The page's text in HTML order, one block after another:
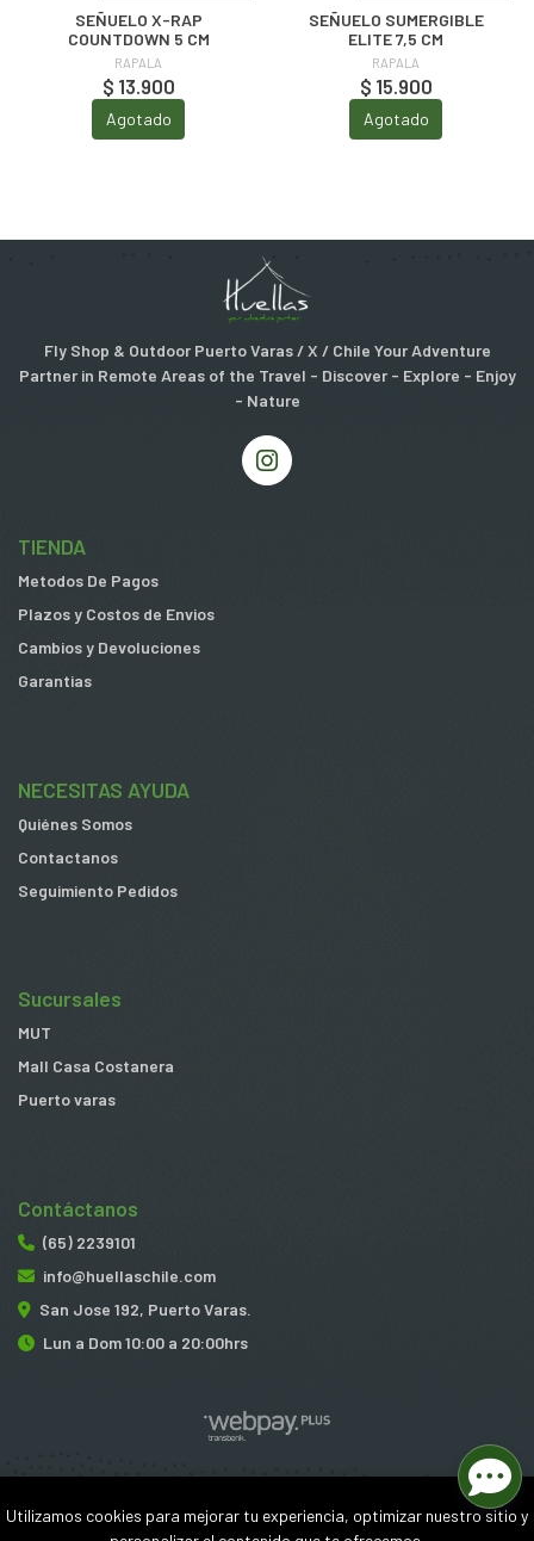
SEÑUELO X-RAP
COUNTDOWN 5 CM
RAPALA
$ 13.900
Agotado
SEÑUELO SUMERGIBLE
ELITE 7,5 CM
RAPALA
$ 15.900
Agotado
Fly Shop & Outdoor Puerto Varas / X / Chile Your Adventure
Partner in Remote Areas of the Travel - Discover - Explore - Enjoy
- Nature
TIENDA
Metodos De Pagos
Plazos y Costos de Envios
Cambios y Devoluciones
Garantias
NECESITAS AYUDA
Quiénes Somos
Contactanos
Seguimiento Pedidos
Sucursales
MUT
Mall Casa Costanera
Puerto varas
Contáctanos
(65) 2239101
info@huellaschile.com
San Jose 192, Puerto Varas.
Lun a Dom 10:00 a 20:00hrs
¿Te gusta mi tienda? Yo vendo conBsale
Utilizamos cookies para mejorar tu experiencia, optimizar nuestro sitio y